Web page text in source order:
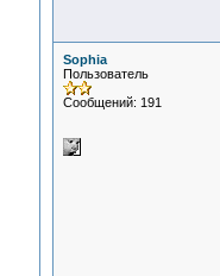
Sophia
Пользователь
Сообщений: 191